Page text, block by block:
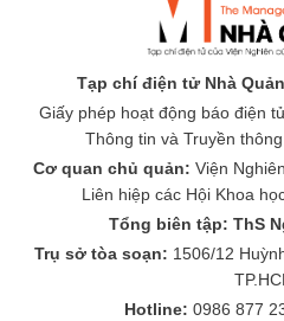
Tạp chí điện tử Nhà
Giấy phép hoạt động báo điện
Thông tin và Truyền
Cơ quan chủ quản: Viện
Liên hiệp các Hội Khoa
Tổng biên tập: ThS
Trụ sở tòa soạn: 1506/12
Hotline: 0986 877